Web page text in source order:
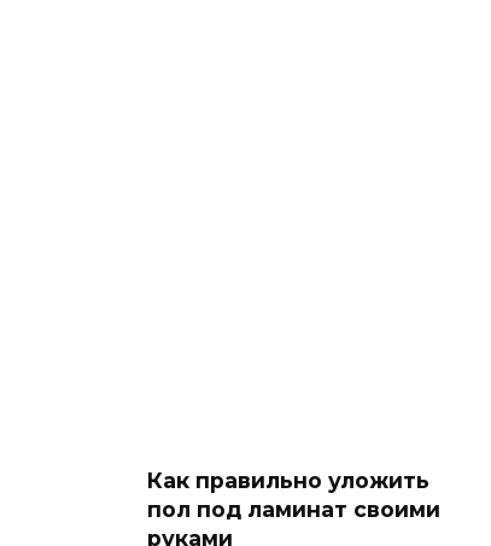
Как правильно уложить
пол под ламинат своими
руками